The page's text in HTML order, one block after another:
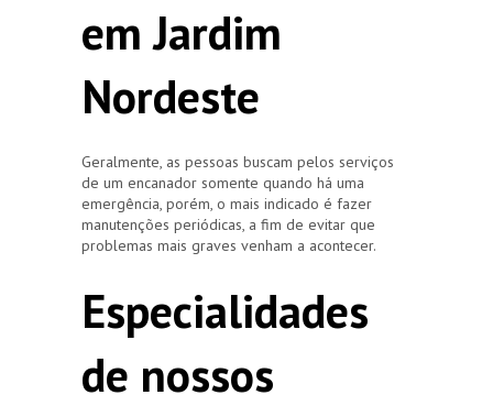
em Jardim
Nordeste
Geralmente, as pessoas buscam pelos serviços
de um encanador somente quando há uma
emergência, porém, o mais indicado é fazer
manutenções periódicas, a fim de evitar que
problemas mais graves venham a acontecer.
Especialidades
de nossos